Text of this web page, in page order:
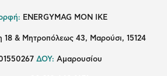
ENERGYMAG MON IKE
18 & Μητροπόλεως 43, Μαρούσι, 15124
ΔΟΥ: Αμαρουσίου